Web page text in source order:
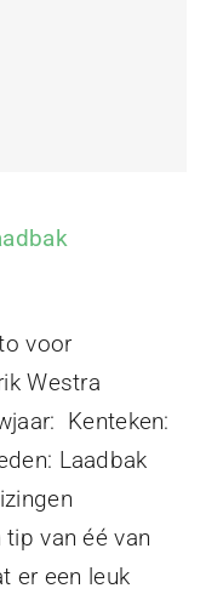
voor
Westra
Kenteken:
Laadbak
tip van éé van
er een leuk